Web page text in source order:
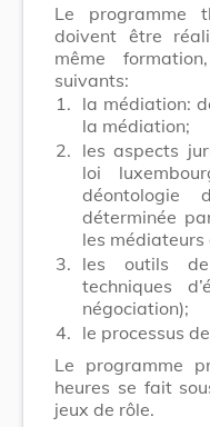
Le programme
doivent être
même
suivants:
1. la médiation:
la médiation;
2. les aspects
loi
déontologie
déterminée
les médiateurs
3. les outils
techniques
négociation);
4. le processus
Le programme
heures se fait
jeux de rôle.